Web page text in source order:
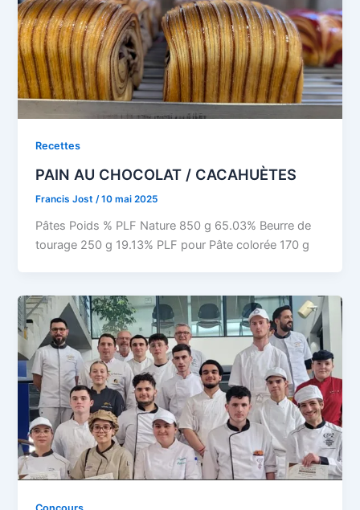
Recettes
PAIN AU CHOCOLAT / CACAHUÈTES
Francis Jost/10 mai 2025
Pâtes Poids % PLF Nature 850 g 65.03% Beurre de
tourage 250 g 19.13% PLF pour Pâte colorée 170 g